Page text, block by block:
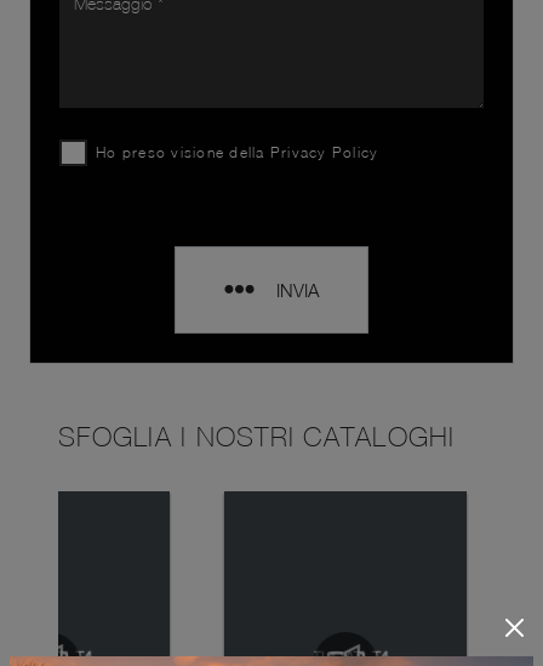
Ho preso visione della Privacy Policy
INVIA
SFOGLIA I NOSTRI CATALOGHI